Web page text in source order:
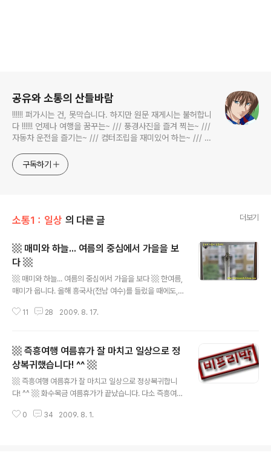
공유와 소통의 산들바람
!!!!!! 퍼가시는 건, 못막습니다. 하지만 원문 재게시는 불허합니
다 !!!!!! 언제나 여행을 꿈꾸는~ /// 풍경사진을 즐겨 찍는~ ///
자동차 운전을 즐기는~ /// 컴터조립을 재미있어 하는~ /// 고
식하는 미드가 있는~ /// 사회적 이슈에 발언하는~ 不老巨
구독하기
소통1：일상 의 다른 글 더보기
▩ 매미와 하늘... 여름의 중심에서 가을을 보
다 ▩
▩ 매미와 하늘... 여름의 중심에서 가을을 보다 ▩ 한여름,
매미가 웁니다. 올해 흥국사(전남 여수)를 들렀을 때에도,
귀를 파고 드는 매미의 울음소리는 청각을 넘어서, 머리와
여름, 매미가 아파트 앞 베란다 쪽에서 웁니다. 매애앰~ 매
애애앰~ 매애앰~ 매애애앰~ 매미 울음 소리가 귀를 파고
듭니다. 창쪽을 봅니다. 열어둔 창, 방충망에 매달려 있는
매미. 2009 0813 목 휴무일 아침, 집. canon EOS 50
D. 다행히 매미가 날아가지 않고 자리를 옮깁니다. 카메라
렌즈 줌을 바짝 최대한 당겼습니다. 매미의 선명한 자태.
11 28 2009. 8. 17.
▩ 즉흥여행 여름휴가 잘 마치고 일상으로 정
상복귀했습니다! ^^ ▩
▩ 즉흥여행 여름휴가 잘 마치고 일상으로 정상복귀합니
다! ^^ ▩ 화수목금 여름휴가가 끝났습니다. 다소 즉흥여행
에서 하루 휴식을 취했습니다. 그렇게 할 요량으로 하루 덜
0 34 2009. 8. 1.